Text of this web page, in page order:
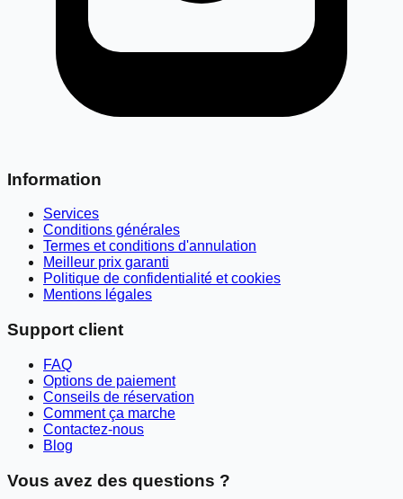
Information
Services
Conditions générales
Termes et conditions d'annulation
Meilleur prix garanti
Politique de confidentialité et cookies
Mentions légales
Support client
FAQ
Options de paiement
Conseils de réservation
Comment ça marche
Contactez-nous
Blog
Vous avez des questions ?